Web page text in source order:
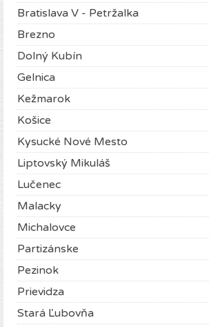
Bratislava V - Petržalka
Brezno
Dolný Kubín
Gelnica
Kežmarok
Košice
Kysucké Nové Mesto
Liptovský Mikuláš
Lučenec
Malacky
Michalovce
Partizánske
Pezinok
Prievidza
Stará Ľubovňa